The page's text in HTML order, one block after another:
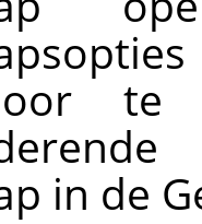
te
in de